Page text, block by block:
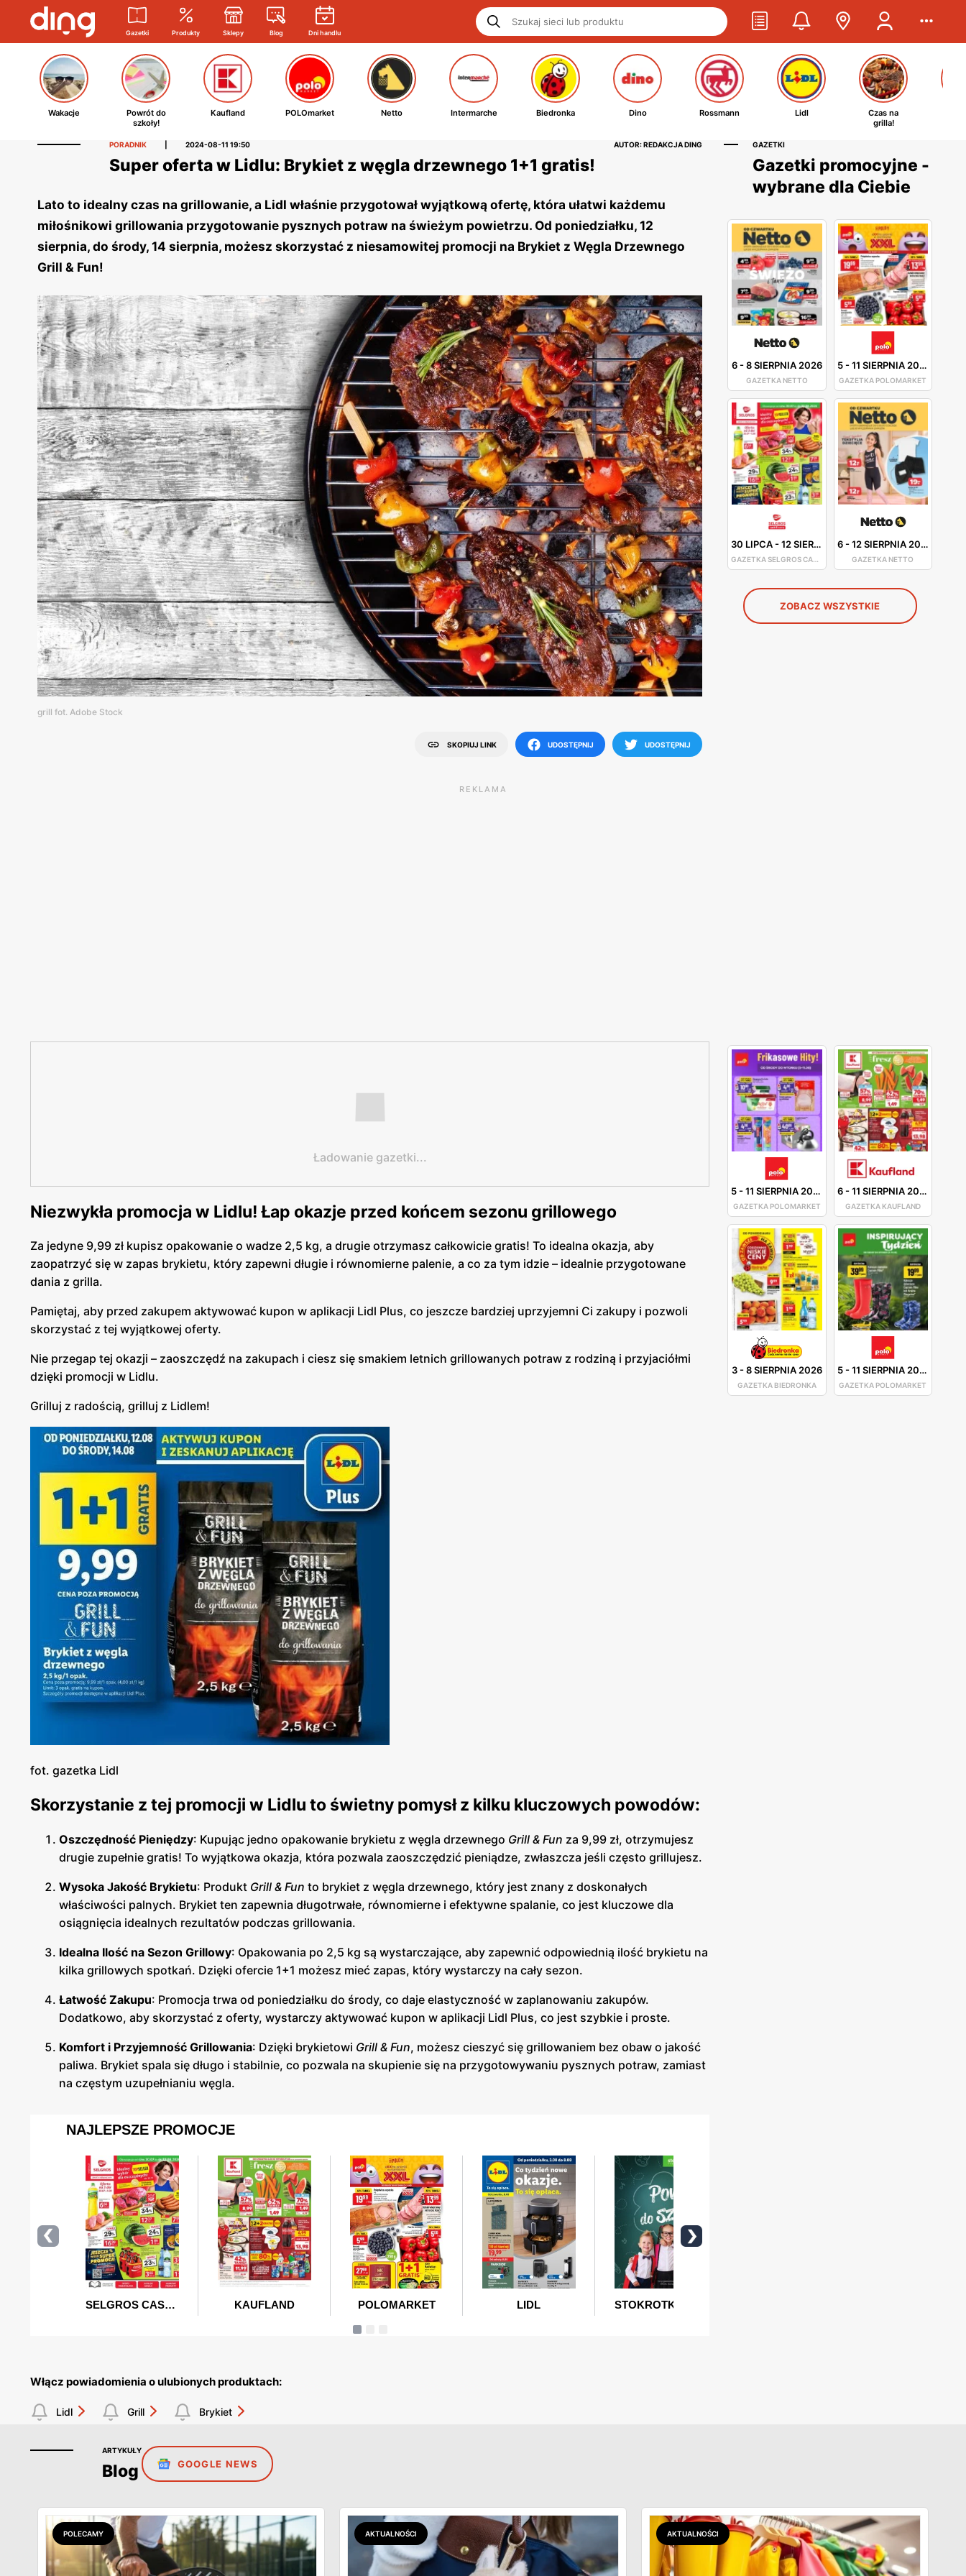
Gazetki Produkty Sklepy Blog Dni handlu
Wakacje
Powrót do
szkoły!
Kaufland POLOmarket Netto Intermarche Biedronka Dino Rossmann Lidl
Czas na
grilla!
PORADNIK 2024-08-11 19:50 AUTOR: REDAKCJA DING
Super oferta w Lidlu: Brykiet z węgla drzewnego 1+1 gratis!
Lato to idealny czas na grillowanie, a Lidl właśnie przygotował wyjątkową ofertę, która ułatwi każdemu
miłośnikowi grillowania przygotowanie pysznych potraw na świeżym powietrzu. Od poniedziałku, 12
sierpnia, do środy, 14 sierpnia, możesz skorzystać z niesamowitej promocji na Brykiet z Węgla Drzewnego
Grill & Fun!
grill fot. Adobe Stock
SKOPIUJ LINK UDOSTĘPNIJ UDOSTĘPNIJ
GAZETKI
Gazetki promocyjne -
wybrane dla Ciebie
6-8 SIERPNIA 2026
GAZETKA NETTO
5-11 SIERPNIA 2026
GAZETKA POLOMARKET
30 LIPCA-12 SIERPNIA 2026
GAZETKA SELGROS CASH&CARRY
6-12 SIERPNIA 2026
GAZETKA NETTO
ZOBACZ WSZYSTKIE
5-11 SIERPNIA 2026
GAZETKA POLOMARKET
6-11 SIERPNIA 2026
GAZETKA KAUFLAND
3-8 SIERPNIA 2026
GAZETKA BIEDRONKA
5-11 SIERPNIA 2026
GAZETKA POLOMARKET
REKLAMA
Ładowanie gazetki...
Niezwykła promocja w Lidlu! Łap okazje przed końcem sezonu grillowego
Za jedyne 9,99 zł kupisz opakowanie o wadze 2,5 kg, a drugie otrzymasz całkowicie gratis! To idealna okazja, aby
zaopatrzyć się w zapas brykietu, który zapewni długie i równomierne palenie, a co za tym idzie – idealnie przygotowane
dania z grilla.
Pamiętaj, aby przed zakupem aktywować kupon w aplikacji Lidl Plus, co jeszcze bardziej uprzyjemni Ci zakupy i pozwoli
skorzystać z tej wyjątkowej oferty.
Nie przegap tej okazji – zaoszczędź na zakupach i ciesz się smakiem letnich grillowanych potraw z rodziną i przyjaciółmi
dzięki promocji w Lidlu.
Grilluj z radością, grilluj z Lidlem!
fot. gazetka Lidl
Skorzystanie z tej promocji w Lidlu to świetny pomysł z kilku kluczowych powodów:
Oszczędność Pieniędzy: Kupując jedno opakowanie brykietu z węgla drzewnego Grill & Fun za 9,99 zł, otrzymujesz
drugie zupełnie gratis! To wyjątkowa okazja, która pozwala zaoszczędzić pieniądze, zwłaszcza jeśli często grillujesz.
Wysoka Jakość Brykietu: Produkt Grill & Fun to brykiet z węgla drzewnego, który jest znany z doskonałych
właściwości palnych. Brykiet ten zapewnia długotrwałe, równomierne i efektywne spalanie, co jest kluczowe dla
osiągnięcia idealnych rezultatów podczas grillowania.
Idealna Ilość na Sezon Grillowy: Opakowania po 2,5 kg są wystarczające, aby zapewnić odpowiednią ilość brykietu na
kilka grillowych spotkań. Dzięki ofercie 1+1 możesz mieć zapas, który wystarczy na cały sezon.
Łatwość Zakupu: Promocja trwa od poniedziałku do środy, co daje elastyczność w zaplanowaniu zakupów.
Dodatkowo, aby skorzystać z oferty, wystarczy aktywować kupon w aplikacji Lidl Plus, co jest szybkie i proste.
Komfort i Przyjemność Grillowania: Dzięki brykietowi Grill & Fun, możesz cieszyć się grillowaniem bez obaw o jakość
paliwa. Brykiet spala się długo i stabilnie, co pozwala na skupienie się na przygotowywaniu pysznych potraw, zamiast
na częstym uzupełnianiu węgla.
Włącz powiadomienia o ulubionych produktach:
Lidl Grill Brykiet
ARTYKUŁY
Blog GOOGLE NEWS
POLECAMY AKTUALNOŚCI AKTUALNOŚCI